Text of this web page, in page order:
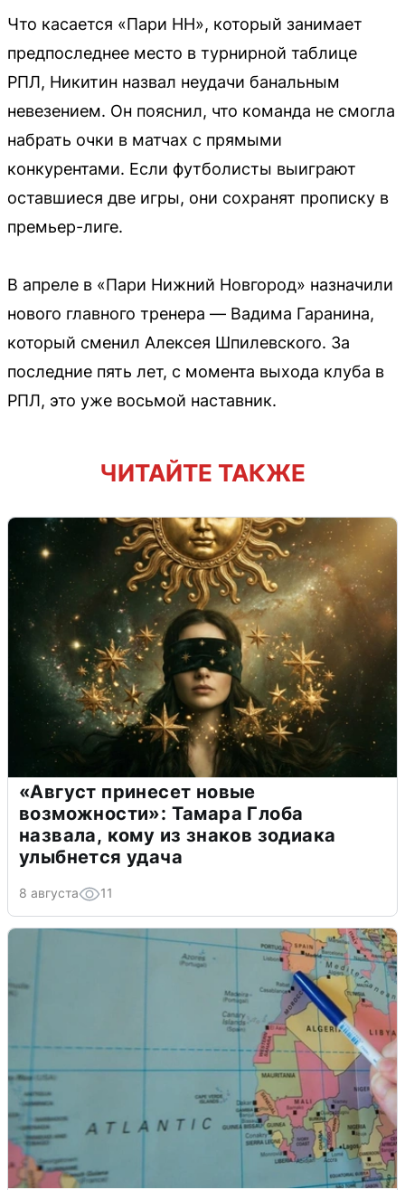
Что касается «Пари НН», который занимает
предпоследнее место в турнирной таблице
РПЛ, Никитин назвал неудачи банальным
невезением. Он пояснил, что команда не смогла
набрать очки в матчах с прямыми
конкурентами. Если футболисты выиграют
оставшиеся две игры, они сохранят прописку в
премьер-лиге.
В апреле в «Пари Нижний Новгород» назначили
нового главного тренера — Вадима Гаранина,
который сменил Алексея Шпилевского. За
последние пять лет, с момента выхода клуба в
РПЛ, это уже восьмой наставник.
ЧИТАЙТЕ ТАКЖЕ
«Август принесет новые
возможности»: Тамара Глоба
назвала, кому из знаков зодиака
улыбнется удача
8 августа 11